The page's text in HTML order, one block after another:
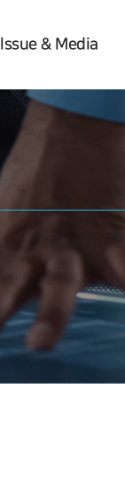
lssue & Media